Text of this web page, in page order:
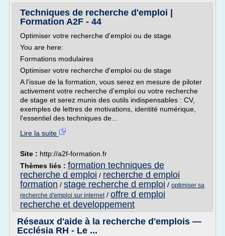
Techniques de recherche d'emploi |
Formation A2F - 44
Optimiser votre recherche d'emploi ou de stage
You are here:
Formations modulaires
Optimiser votre recherche d'emploi ou de stage
A l'issue de la formation, vous serez en mesure de piloter
activement votre recherche d'emploi ou votre recherche
de stage et serez munis des outils indispensables : CV,
exemples de lettres de motivations, identité numérique,
l'essentiel des techniques de...
Lire la suite
Site : http://a2f-formation.fr
Thèmes liés : formation techniques de
recherche d emploi / recherche d emploi
formation / stage recherche d emploi / optimiser sa
recherche d'emploi sur internet/ offre d emploi
recherche et developpement
Réseaux d'aide à la recherche d'emplois —
Ecclésia RH - Le ...